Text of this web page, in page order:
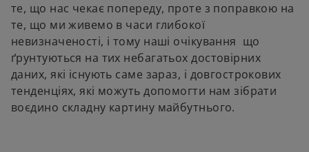
те, що нас чекає попереду, проте з поправкою на
те, що ми живемо в часи глибокої
невизначеності, і тому наші очікування що
ґрунтуються на тих небагатьох достовірних
даних, які існують саме зараз, і довгострокових
тенденціях, які можуть допомогти нам зібрати
воєдино складну картину майбутнього.